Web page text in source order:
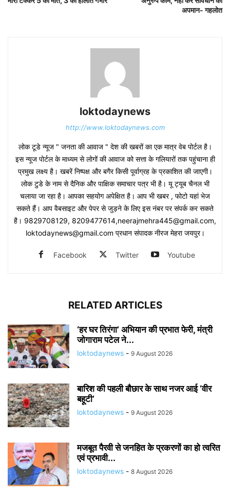
अपमान- गहलोत
loktodaynews
http://www.loktodaynews.com
लोक टूडे न्यूज " जनता की आवाज " देश की खबरों का एक मात्र वेब पोर्टल है।
इस न्यूज पोर्टल के माध्यम से लोगों की आवाज को सत्ता के गलियारों तक पहुंचाना ही
प्रमुख लक्ष्य है। खबरें निष्पक्ष और बगैर किसी पूर्वाग्रह के प्रकाशित की जाएगी।
लोक टुडे के नाम से दैनिक और पाक्षिक समाचार पत्र भी है। यू ट्यूब चैनल भी
चलाया जा रहा है। आपका सहयोग अपेक्षित है। आप भी खबर , फोटो यहां भेज
सकते हैं। आप वैबसाइट और पेपर से जुड़ने के लिए इस नंबर पर संपर्क कर सकते
है। 9829708129, 8209477614,neerajmehra445@gmail.com,
loktodaynews@gmail.com प्रधान संपादक नीरज मेहरा जयपुर।
Facebook Twitter Youtube
RELATED ARTICLES
‘हर घर तिरंगा’ अभियान की प्रभात फेरी, मंत्री
जोगाराम पटेल ने...
loktodaynews - 9 August 2026
बारिश की पहली बौछार के साथ नजर आई ‘वीर
बहूटी’
loktodaynews - 9 August 2026
मजबूत पैरवी से जनहित के प्रकरणों का हो त्वरित
एवं प्रभावी...
loktodaynews - 8 August 2026